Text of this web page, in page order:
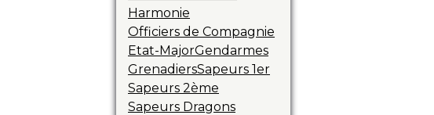
Harmonie
Officiers de Compagnie
Etat-MajorGendarmes
GrenadiersSapeurs 1er
Sapeurs 2ème
Sapeurs Dragons